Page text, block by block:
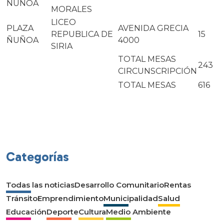
ÑUÑOA
MORALES
PLAZA
ÑUÑOA
LICEO
REPUBLICA DE
SIRIA
AVENIDA GRECIA
4000
15
TOTAL MESAS
CIRCUNSCRIPCIÓN
243
TOTAL MESAS 616
Categorías
Todas las noticiasDesarrollo ComunitarioRentas
TránsitoEmprendimientoMunicipalidadSalud
EducaciónDeporteCulturaMedio Ambiente